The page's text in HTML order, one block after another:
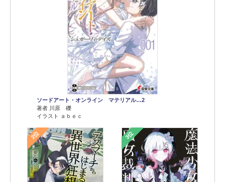
ソードアート・オンライン マテリアル…2
著者 川原 礫
イラスト ａｂｅｃ
2位 3位